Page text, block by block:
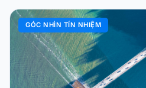
GÓC NHÌN TÍN NHIỆM